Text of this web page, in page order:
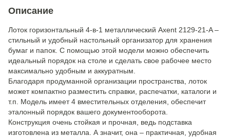
Описание
Лоток горизонтальный 4-в-1 металлический Axent 2129-21-A –
стильный и удобный настольный организатор для хранения
бумаг и папок. С помощью этой модели можно обеспечить
идеальный порядок на столе и сделать свое рабочее место
максимально удобным и аккуратным.
Благодаря продуманной организации пространства, лоток
может компактно разместить справки, распечатки, каталоги и
т.п. Модель имеет 4 вместительных отделения, обеспечит
эталонный порядок вашего документооборота.
Конструкция очень стойкая и прочная, ведь подставка
изготовлена ​​из металла. А значит, она – практичная, удобная